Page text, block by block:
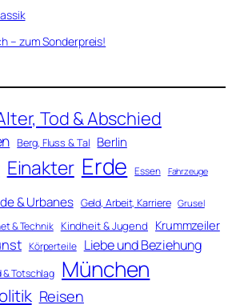
– zum Sonderpreis!
Tod & Abschied
Berg, Fluss & Tal Berlin
Einakter Erde Essen Fahrzeuge
& Urbanes Geld, Arbeit, Karriere Grusel
& Technik Kindheit & Jugend Krummzeiler
Körperteile Liebe und Beziehung
& Totschlag München
Reisen